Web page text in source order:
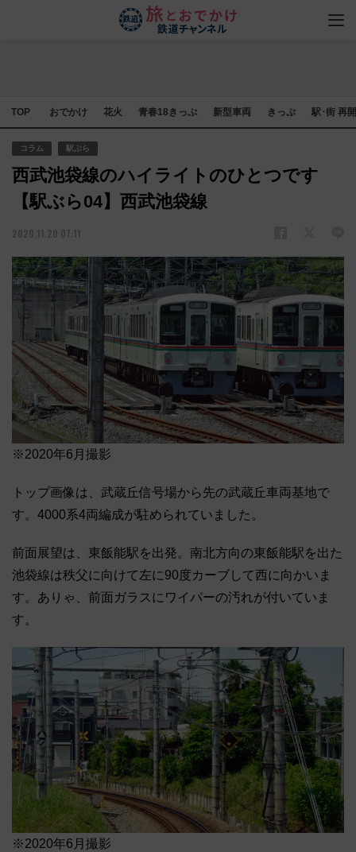
TOP おでかけ 花火 青春18きっぷ 新型車両 きっぷ 駅･街 再
コラム 駅ぶら
西武池袋線のハイライトのひとつです
【駅ぶら04】西武池袋線
2020.11.20 07:11
※2020年6月撮影
トップ画像は、武蔵丘信号場から先の武蔵丘車両基地で
す。4000系4両編成が駐められていました。
前面展望は、東飯能駅を出発。南北方向の東飯能駅を出た
池袋線は秩父に向けて左に90度カーブして西に向かいま
す。ありゃ、前面ガラスにワイパーの汚れが付いていま
す。
※2020年6月撮影